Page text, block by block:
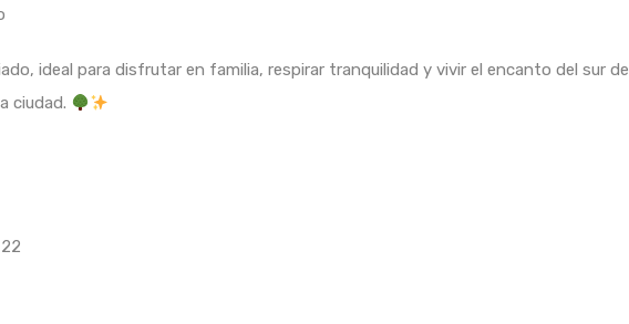
ideal para disfrutar en familia, respirar tranquilidad y vivir el encanto del sur de
ciudad.